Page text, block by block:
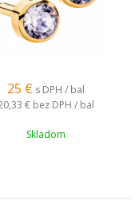
25 € s DPH / bal
€ bez DPH / bal
Skladom